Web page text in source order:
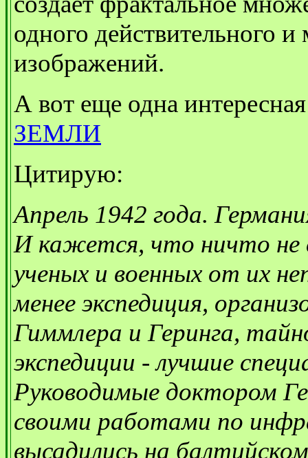
одного действительного
изображений.
А вот еще одна
ЗЕМЛИ
Цитирую:
Апрель 1942 года.
И кажется, что ничто не
ученых и военных от их
менее экспедиция,
Гиммлера и Геринга,
экспедиции - лучшие
Руководимые доктором
своими работами по
высадились на